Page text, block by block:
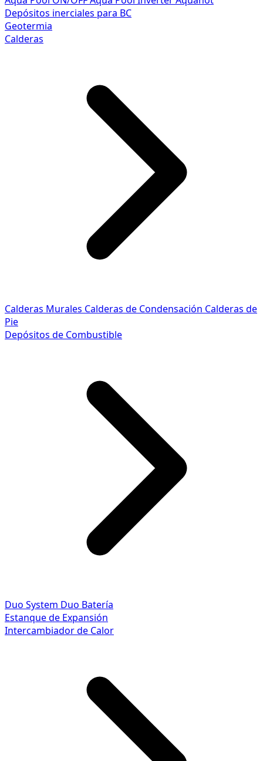
Depósitos inerciales para BC
Geotermia
Calderas
Calderas Murales Calderas de Condensación Calderas de
Pie
Depósitos de Combustible
Duo System Duo Batería
Estanque de Expansión
Intercambiador de Calor